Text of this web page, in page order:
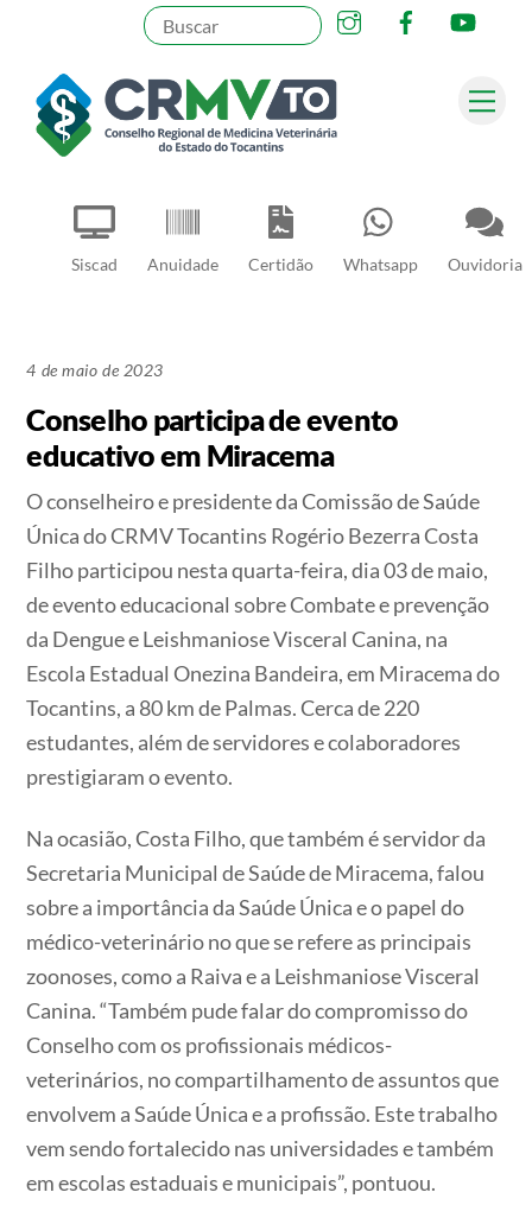
content
Siscad Anuidade Certidão Whatsapp Ouvidoria
InstagramFacebook
Pesquisar
4 de maio de 2023
Conselho participa de evento
educativo em Miracema
O conselheiro e presidente da Comissão de Saúde
Única do CRMV Tocantins Rogério Bezerra Costa
Filho participou nesta quarta-feira, dia 03 de maio,
de evento educacional sobre Combate e prevenção
da Dengue e Leishmaniose Visceral Canina, na
Escola Estadual Onezina Bandeira, em Miracema do
Tocantins, a 80 km de Palmas. Cerca de 220
estudantes, além de servidores e colaboradores
prestigiaram o evento.
Na ocasião, Costa Filho, que também é servidor da
Secretaria Municipal de Saúde de Miracema, falou
sobre a importância da Saúde Única e o papel do
médico-veterinário no que se refere as principais
zoonoses, como a Raiva e a Leishmaniose Visceral
Canina. “Também pude falar do compromisso do
Conselho com os profissionais médicos-
veterinários, no compartilhamento de assuntos que
envolvem a Saúde Única e a profissão. Este trabalho
vem sendo fortalecido nas universidades e também
em escolas estaduais e municipais”, pontuou.